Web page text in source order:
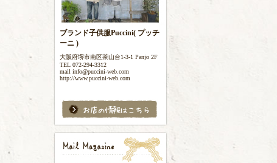
ブランド子供服Puccini( プッチ
ーニ )
大阪府堺市南区茶山台1-3-1 Panjo 2F
TEL 072-294-3312
mail info@puccini-web.com
http://www.puccini-web.com